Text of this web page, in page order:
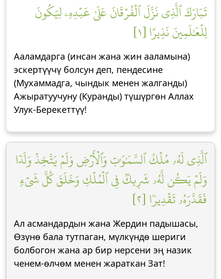
تَبَارَكَ ٱلَّذِي نَزَّلَ ٱلۡفُرۡقَانَ عَلَىٰ عَبۡدِهِۦ لِيَكُونَ
لِلۡعَٰلَمِينَ نَذِيرًا [١]
Ааламдарга (инсан жана жин ааламына)
эскертүүчү болсун деп, пендесине
(Мухаммадга, чындык менен жалганды)
Ажыратуучуну (Куранды) түшүргөн Аллах
Улук-Берекеттүү!
ٱلَّذِي لَهُۥ مُلۡكُ ٱلسَّمَٰوَٰتِ وَٱلۡأَرۡضِ وَلَمۡ يَتَّخِذۡ وَلَدٗا
وَلَمۡ يَكُن لَّهُۥ شَرِيكٞ فِي ٱلۡمُلۡكِ وَخَلَقَ كُلَّ شَيۡءٖ
فَقَدَّرَهُۥ تَقۡدِيرٗا [٢]
Ал асмандардын жана Жердин падышасы,
Өзүнө бала тутпаган, мүлкүндө шериги
болбогон жана ар бир нерсени эң назик
ченем-өлчөм менен жараткан Зат!